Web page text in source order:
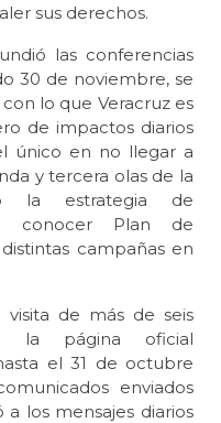
sus derechos.
las conferencias
30 de noviembre, se
lo que Veracruz es
de impactos diarios
único en no llegar a
y tercera olas de la
la estrategia de
conocer Plan de
campañas en
de más de seis
la página oficial
el 31 de octubre
enviados
los mensajes diarios